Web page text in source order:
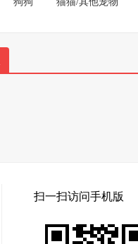
扫一扫访问手机版